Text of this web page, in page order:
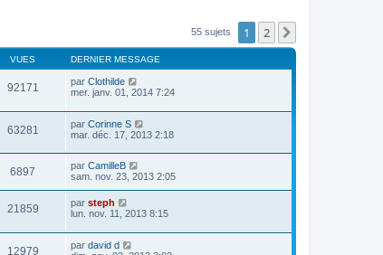
55 sujets 1 2
VUES DERNIER MESSAGE
92171 par Clothilde
mer. janv. 01, 2014 7:24
63281 par Corinne S
mar. déc. 17, 2013 2:18
6897 par CamilleB
sam. nov. 23, 2013 2:05
21859 par steph
lun. nov. 11, 2013 8:15
12979 par david d